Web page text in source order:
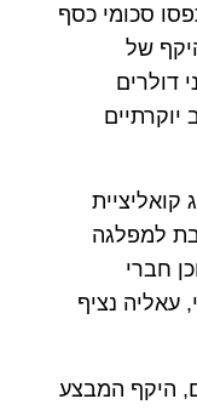
סכומי כסף
של
דולרים
יוקרתיים
קואליציית
למפלגה
חברי
עאליה נציף
היקף המבצע